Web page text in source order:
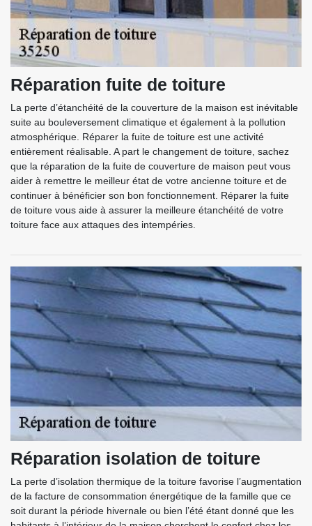
Réparation fuite de toiture
La perte d’étanchéité de la couverture de la maison est inévitable
suite au bouleversement climatique et également à la pollution
atmosphérique. Réparer la fuite de toiture est une activité
entièrement réalisable. A part le changement de toiture, sachez
que la réparation de la fuite de couverture de maison peut vous
aider à remettre le meilleur état de votre ancienne toiture et de
continuer à bénéficier son bon fonctionnement. Réparer la fuite
de toiture vous aide à assurer la meilleure étanchéité de votre
toiture face aux attaques des intempéries.
Réparation isolation de toiture
La perte d’isolation thermique de la toiture favorise l’augmentation
de la facture de consommation énergétique de la famille que ce
soit durant la période hivernale ou bien l’été étant donné que les